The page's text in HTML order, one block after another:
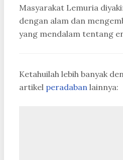
Masyarakat Lemuria
dengan alam dan
yang mendalam tentang
Ketahuilah lebih banyak
artikel peradaban lainnya: